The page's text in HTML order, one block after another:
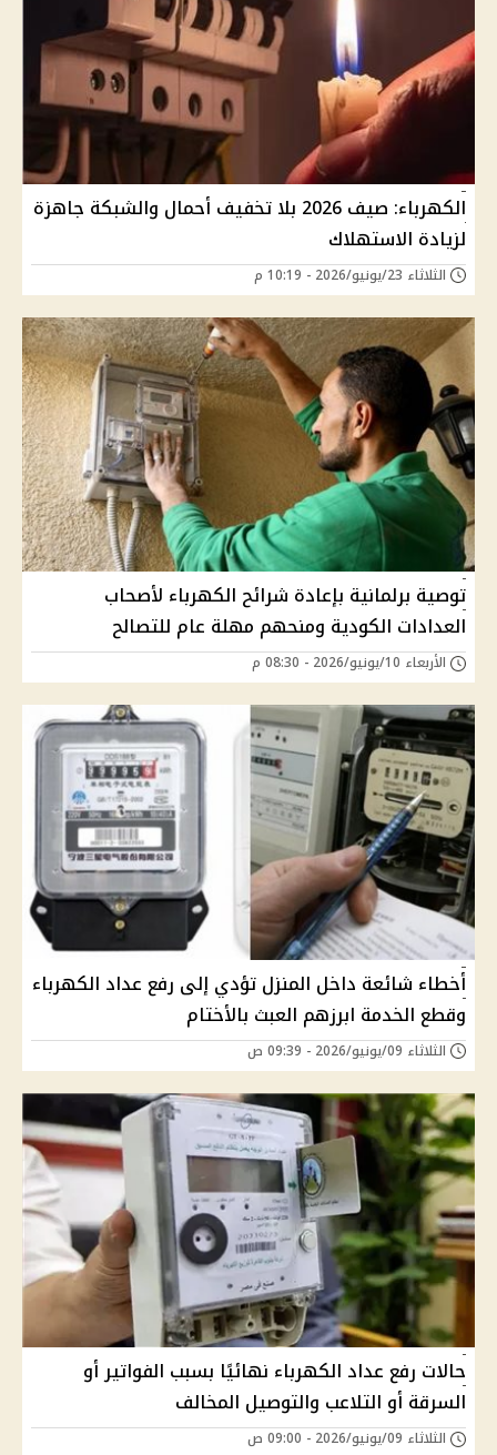
الكهرباء: صيف 2026 بلا تخفيف أحمال والشبكة جاهزة
لزيادة الاستهلاك
الثلاثاء 23/يونيو/2026 - 10:19 م
توصية برلمانية بإعادة شرائح الكهرباء لأصحاب
العدادات الكودية ومنحهم مهلة عام للتصالح
الأربعاء 10/يونيو/2026 - 08:30 م
أخطاء شائعة داخل المنزل تؤدي إلى رفع عداد الكهرباء
وقطع الخدمة ابرزهم العبث بالأختام
الثلاثاء 09/يونيو/2026 - 09:39 ص
حالات رفع عداد الكهرباء نهائيًا بسبب الفواتير أو
السرقة أو التلاعب والتوصيل المخالف
الثلاثاء 09/يونيو/2026 - 09:00 ص